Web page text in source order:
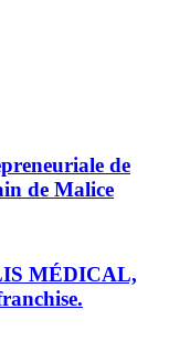
de
de Malice
MÉDICAL,